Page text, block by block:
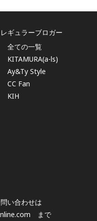
レギュラーブロガー
全ての一覧
KITAMURA(a-ls)
Ay&Ty Style
CC Fan
KIH
い合わせは
まで